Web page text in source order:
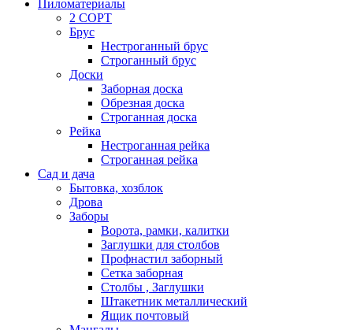
Пиломатериалы
2 СОРТ
Брус
Нестроганный брус
Строганный брус
Доски
Заборная доска
Обрезная доска
Строганная доска
Рейка
Нестроганная рейка
Строганная рейка
Сад и дача
Бытовка, хозблок
Дрова
Заборы
Ворота, рамки, калитки
Заглушки для столбов
Профнастил заборный
Сетка заборная
Столбы , Заглушки
Штакетник металлический
Ящик почтовый